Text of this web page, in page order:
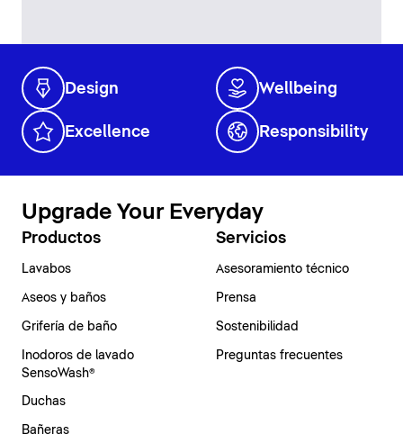
Design Wellbeing
Excellence Responsibility
Upgrade Your Everyday
Productos
Lavabos
Aseos y baños
Grifería de baño
Inodoros de lavado
SensoWash®
Duchas
Bañeras
Servicios
Asesoramiento técnico
Prensa
Sostenibilidad
Preguntas frecuentes